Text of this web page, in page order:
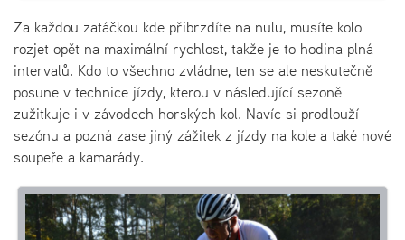
Za každou zatáčkou kde přibrzdíte na nulu, musíte kolo
rozjet opět na maximální rychlost, takže je to hodina plná
intervalů. Kdo to všechno zvládne, ten se ale neskutečně
posune v technice jízdy, kterou v následující sezoně
zužitkuje i v závodech horských kol. Navíc si prodlouží
sezónu a pozná zase jiný zážitek z jízdy na kole a také nové
soupeře a kamarády.